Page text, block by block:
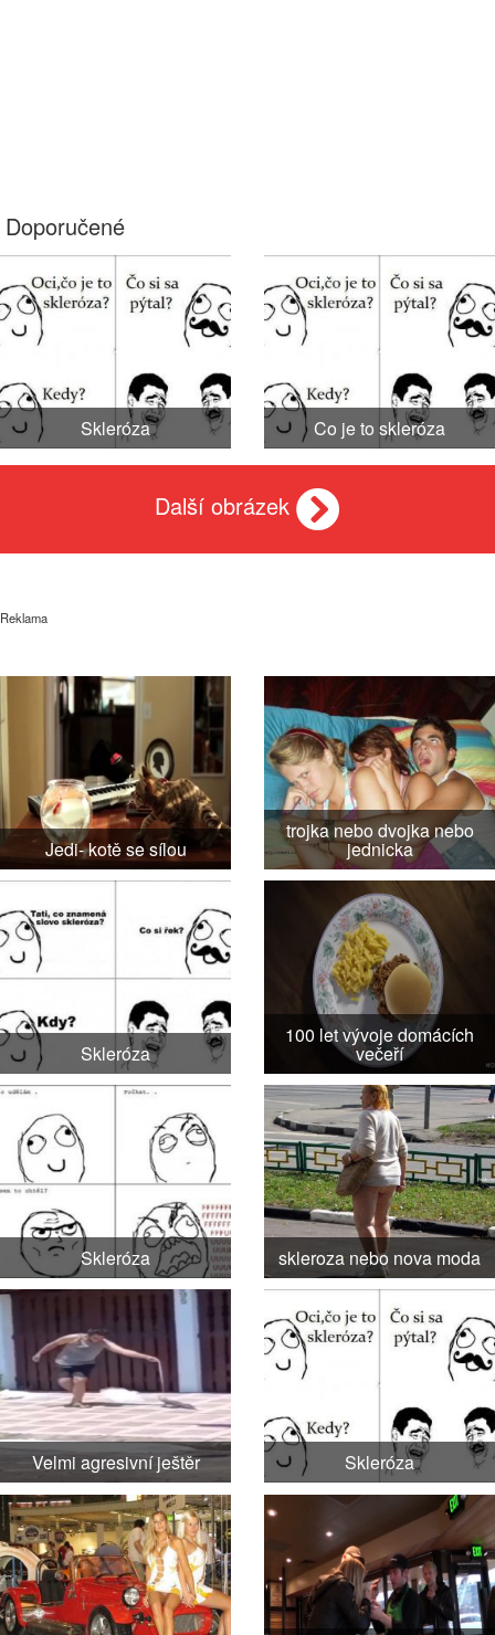
Doporučené
Skleróza Co je to skleróza
Další obrázek
Reklama
Jedi- kotě se sílou
trojka nebo dvojka nebo
jednicka
Skleróza
100 let vývoje domácích
večeří
Skleróza skleroza nebo nova moda
Velmi agresivní ještěr Skleróza